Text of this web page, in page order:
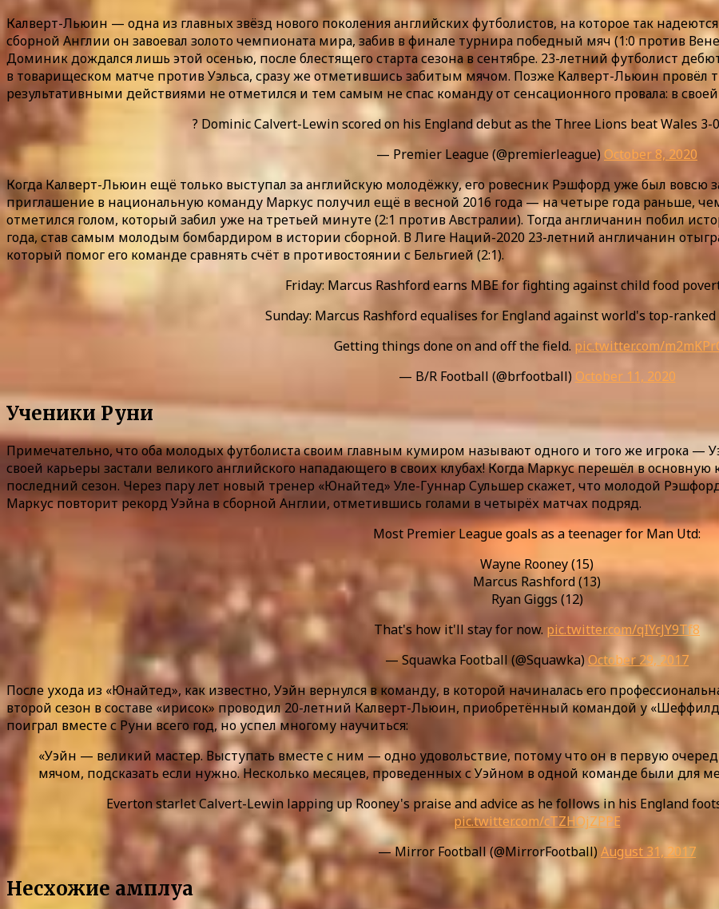
Калверт-Льюин — одна из главных звёзд нового поколения английских футболистов, на которое так
сборной Англии он завоевал золото чемпионата мира, забив в финале турнира победный мяч (1:0 против
Доминик дождался лишь этой осенью, после блестящего старта сезона в сентябре. 23-летний футболист
в товарищеском матче против Уэльса, сразу же отметившись забитым мячом. Позже Калверт-Льюин провёл
результативными действиями не отметился и тем самым не спас команду от сенсационного провала: в
? Dominic Calvert-Lewin scored on his England debut as the Three Lions beat Wales 3-0
— Premier League (@premierleague) October 8, 2020
Когда Калверт-Льюин ещё только выступал за английскую молодёжку, его ровесник Рэшфорд уже был вовсю
приглашение в национальную команду Маркус получил ещё в весной 2016 года — на четыре года раньше,
отметился голом, который забил уже на третьей минуте (2:1 против Австралии). Тогда англичанин побил
года, став самым молодым бомбардиром в истории сборной. В Лиге Наций-2020 23-летний англичанин
который помог его команде сравнять счёт в противостоянии с Бельгией (2:1).
Friday: Marcus Rashford earns MBE for fighting against child food
Sunday: Marcus Rashford equalises for England against world's top-
Getting things done on and off the field. pic.twitter.com/
— B/R Football (@brfootball) October 11, 2020
Ученики Руни
Примечательно, что оба молодых футболиста своим главным кумиром называют одного и того же игрока —
своей карьеры застали великого английского нападающего в своих клубах! Когда Маркус перешёл в
последний сезон. Через пару лет новый тренер «Юнайтед» Уле-Гуннар Сульшер скажет, что молодой
Маркус повторит рекорд Уэйна в сборной Англии, отметившись голами в четырёх матчах подряд.
Most Premier League goals as a teenager for Man Utd:
Wayne Rooney (15)
Marcus Rashford (13)
Ryan Giggs (12)
That's how it'll stay for now. pic.twitter.com/qIYcJY9Tf8
— Squawka Football (@Squawka)October 29, 2017
После ухода из «Юнайтед», как известно, Уэйн вернулся в команду, в которой начиналась его
второй сезон в составе «ирисок» проводил 20-летний Калверт-Льюин, приобретённый командой у
поиграл вместе с Руни всего год, но успел многому научиться:
«Уэйн — великий мастер. Выступать вместе с ним — одно удовольствие, потому что он в первую
мячом, подсказать если нужно. Несколько месяцев, проведенных с Уэйном в одной команде были для
Everton starlet Calvert-Lewin lapping up Rooney's praise and advice as he follows in his England
pic.twitter.com/cTZHOjZPPE
— Mirror Football (@MirrorFootball)August 31, 2017
Несхожие амплуа